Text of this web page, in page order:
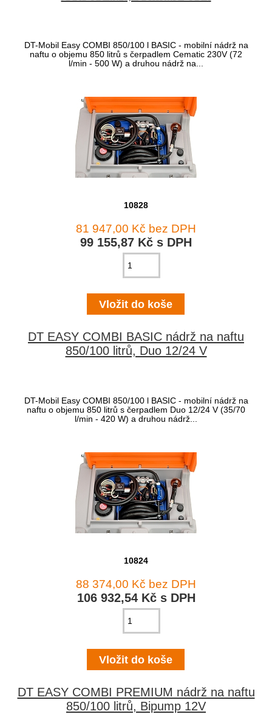
DT-Mobil Easy COMBI 850/100 l BASIC - mobilní nádrž na
naftu o objemu 850 litrů s čerpadlem Cematic 230V (72
l/min - 500 W) a druhou nádrž na...
10828
81 947,00 Kč bez DPH
99 155,87 Kč s DPH
DT EASY COMBI BASIC nádrž na naftu
850/100 litrů, Duo 12/24 V
DT-Mobil Easy COMBI 850/100 l BASIC - mobilní nádrž na
naftu o objemu 850 litrů s čerpadlem Duo 12/24 V (35/70
l/min - 420 W) a druhou nádrž...
10824
88 374,00 Kč bez DPH
106 932,54 Kč s DPH
DT EASY COMBI PREMIUM nádrž na naftu
850/100 litrů, Bipump 12V